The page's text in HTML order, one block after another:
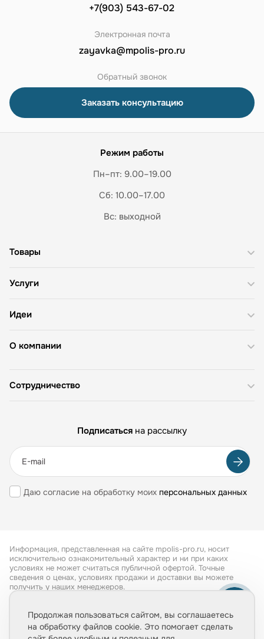
+7(903) 543-67-02
Электронная почта
zayavka@mpolis-pro.ru
Обратный звонок
Заказать консультацию
Режим работы
Пн–пт: 9.00–19.00
Сб: 10.00–17.00
Вс: выходной
О компании
Товары
Услуги
Идеи
Сотрудничество
Подписаться на рассылку
Даю согласие на обработку моих персональных данных
Информация, представленная на сайте mpolis-pro.ru, носит
исключительно ознакомительный характер и ни при каких
условиях не может считаться публичной офертой. Точные
сведения о ценах, условиях продажи и доставки вы можете
получить у наших менеджеров.
Обработка персональных данных
Продолжая пользоваться сайтом, вы соглашаетесь
на обработку файлов cookie. Это помогает сделать